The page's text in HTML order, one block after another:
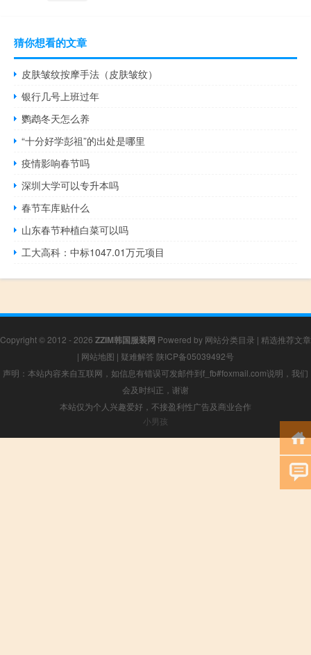
猜你想看的文章
皮肤皱纹按摩手法（皮肤皱纹）
银行几号上班过年
鹦鹉冬天怎么养
“十分好学彭祖”的出处是哪里
疫情影响春节吗
深圳大学可以专升本吗
春节车库贴什么
山东春节种植白菜可以吗
工大高科：中标1047.01万元项目
Copyright © 2012 - 2026 ZZIM韩国服装网 Powered by 网站分类目录 | 精选推荐文章
| 网站地图 | 疑难解答 陕ICP备05039492号
声明：本站内容来自互联网，如信息有错误可发邮件到f_fb#foxmail.com说明，我们
会及时纠正，谢谢
本站仅为个人兴趣爱好，不接盈利性广告及商业合作
小男孩